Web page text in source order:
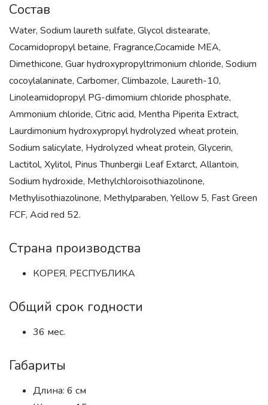
Состав
Water, Sodium laureth sulfate, Glycol distearate,
Cocamidopropyl betaine, Fragrance,Cocamide MEA,
Dimethicone, Guar hydroxypropyltrimonium chloride, Sodium
cocoylalaninate, Carbomer, Climbazole, Laureth-10,
Linoleamidopropyl PG-dimomium chloride phosphate,
Ammonium chloride, Citric acid, Mentha Piperita Extract,
Laurdimonium hydroxypropyl hydrolyzed wheat protein,
Sodium salicylate, Hydrolyzed wheat protein, Glycerin,
Lactitol, Xylitol, Pinus Thunbergii Leaf Extarct, Allantoin,
Sodium hydroxide, Methylchloroisothiazolinone,
Methylisothiazolinone, Methylparaben, Yellow 5, Fast Green
FCF, Acid red 52.
Страна производства
КОРЕЯ, РЕСПУБЛИКА
Общий срок годности
36 мес.
Габариты
Длина: 6 см